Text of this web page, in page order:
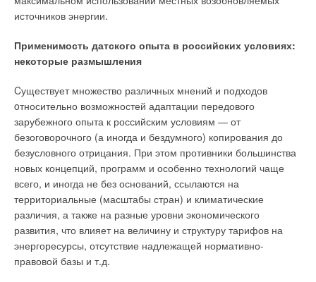
источников энергии.
Применимость датского опыта в российских условиях:
некоторые размышления
Cуществует множество различных мнений и подходов
oтносительно возможностей адаптации передового
зарубежного опыта к российским условиям — от
безоговорочного (а иногда и бездумного) копирования до
безусловного отрицания. При этом противники большинства
новых концепций, программ и особенно технологий чаще
всего, и иногда не без оснований, ссылаются на
территориальные (масштабы стран) и климатические
различия, а также на разные уровни экономического
развития, что влияет на величину и структуру тарифов на
энергоресурсы, отсутствие надлежащей нормативно-
правовой базы и т.д.
обмен некоторых видов товаров. Перечень таких товаров, не
Российской Федерации. В данном случае вы не можете
произвести обмен газового котла, т.к. бытовое газовое
бытового назначения и обмену на аналогичный товар не
подлежит в соответствии с п. 11 Перечня. ❏
Читайте по теме:
→
Почему летом температурные параметры в
кондиционируемых помещениях не соответствуют
проектным?
Из чего складывается стоимость сертификации, и что
ожидает рынок оценки соответствия в 2026 году
ЖУРНАЛ СОК ЯНВАРЬ 2026
→
Действующие нормативы, регламентирующие
противопожарную вентиляцию, противоречат законам